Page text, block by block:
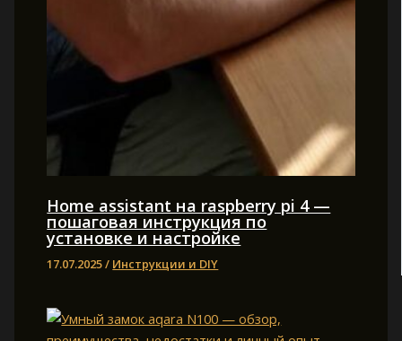
Home assistant на raspberry pi 4 —
пошаговая инструкция по
установке и настройке
17.07.2025/ Инструкции и DIY